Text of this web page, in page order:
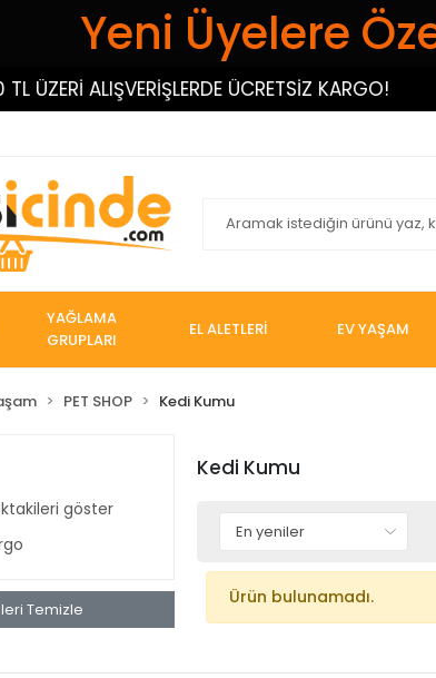
Yeni Üyelere
ÜZERİ ALIŞVERİŞLERDE ÜCRETSİZ KARGO!
YAĞLAMA
GRUPLARI
EL ALETLERİ EV YAŞAM
PET SHOP Kedi Kumu
göster
Temizle
Kedi Kumu
Ürün bulunamadı.